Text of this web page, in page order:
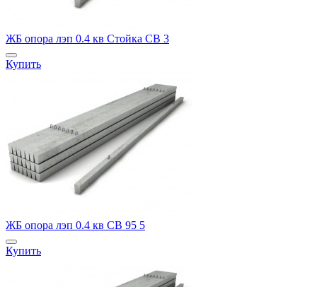
ЖБ опора лэп 0.4 кв Стойка СВ 3
Купить
ЖБ опора лэп 0.4 кв СВ 95 5
Купить